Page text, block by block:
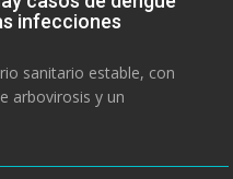
infecciones
sanitario estable, con
arbovirosis y un